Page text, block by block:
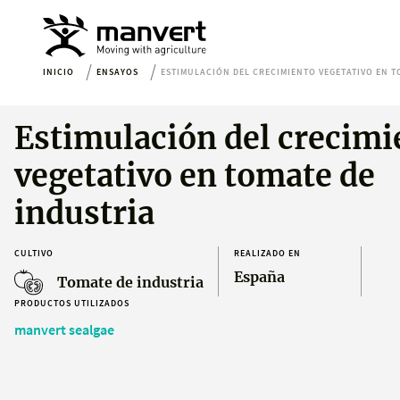
INICIO ENSAYOS ESTIMULACIÓN DEL CRECIMIENTO VEGETATIVO EN
Estimulación del
vegetativo en tomate de
industria
CULTIVO
Tomate de industria
REALIZADO EN
España
PRODUCTOS UTILIZADOS
manvert sealgae